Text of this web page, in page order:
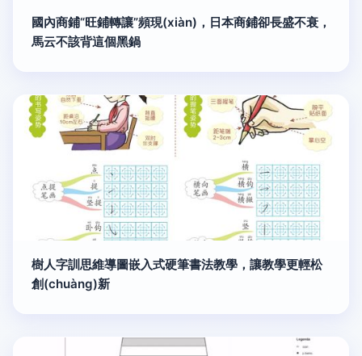
國內商鋪“旺鋪轉讓”頻現(xiàn)，日本商鋪卻長盛不衰，
馬云不該背這個黑鍋
樹人字訓思維導圖嵌入式硬筆書法教學，讓教學更輕松
創(chuàng)新